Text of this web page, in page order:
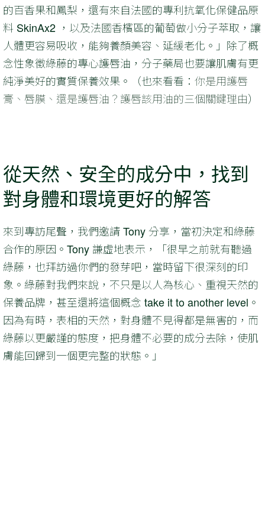
的百香果和鳳梨，還有來自法國的專利抗氧化保健品原
料 SkinAx2 ，以及法國香檳區的葡萄做小分子萃取，讓
人體更容易吸收，能夠養顏美容、延緩老化。」除了概
念性象徵綠藤的專心護唇油，分子藥局也要讓肌膚有更
純淨美好的實質保養效果。（也來看看： 你是用護唇
膏、唇膜、還是護唇油？護唇該用油的三個關鍵理由）
從天然、安全的成分中，找到
對身體和環境更好的解答
來到專訪尾聲，我們邀請 Tony 分享，當初決定和綠藤
合作的原因。Tony 謙虛地表示，「很早之前就有聽過
綠藤，也拜訪過你們的發芽吧，當時留下很深刻的印
象。綠藤對我們來說，不只是以人為核心、重視天然的
保養品牌，甚至還將這個概念 take it to another level。
因為有時，表相的天然，對身體不見得都是無害的，而
綠藤以更嚴謹的態度，把身體不必要的成分去除，使肌
膚能回歸到一個更完整的狀態。」